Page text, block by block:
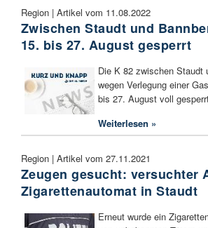
Region | Artikel vom 11.08.2022
Zwischen Staudt und
15. bis 27. August gesperrt
Die K 82 zwischen Staudt
wegen Verlegung einer
bis 27. August voll
Weiterlesen »
Region | Artikel vom 27.11.2021
Zeugen gesucht: versuchter
Zigarettenautomat in Staudt
Erneut wurde ein